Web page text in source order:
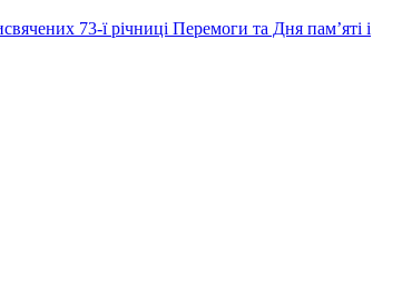
73-ї річниці Перемоги та Дня пам’яті і